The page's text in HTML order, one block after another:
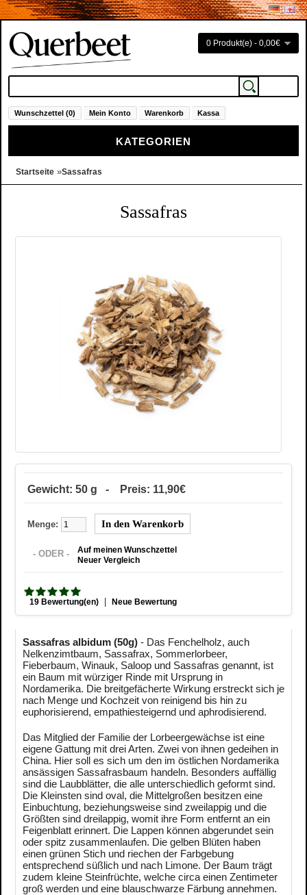
0 Produkt(e) - 0,00€
Wunschzettel (0) Mein Konto Warenkorb Kassa
KATEGORIEN
Startseite »Sassafras
Sassafras
Gewicht: 50 g - Preis: 11,90€
Menge:
- ODER -
Auf meinen Wunschzettel
Neuer Vergleich
19 Bewertung(en) | Neue Bewertung
Sassafras albidum (50g) - Das Fenchelholz, auch
Nelkenzimtbaum, Sassafrax, Sommerlorbeer,
Fieberbaum, Winauk, Saloop und Sassafras genannt, ist
ein Baum mit würziger Rinde mit Ursprung in
Nordamerika. Die breitgefächerte Wirkung erstreckt sich je
nach Menge und Kochzeit von reinigend bis hin zu
euphorisierend, empathiesteigernd und aphrodisierend.
Das Mitglied der Familie der Lorbeergewächse ist eine
eigene Gattung mit drei Arten. Zwei von ihnen gedeihen in
China. Hier soll es sich um den im östlichen Nordamerika
ansässigen Sassafrasbaum handeln. Besonders auffällig
sind die Laubblätter, die alle unterschiedlich geformt sind.
Die Kleinsten sind oval, die Mittelgroßen besitzen eine
Einbuchtung, beziehungsweise sind zweilappig und die
Größten sind dreilappig, womit ihre Form entfernt an ein
Feigenblatt erinnert. Die Lappen können abgerundet sein
oder spitz zusammenlaufen. Die gelben Blüten haben
einen grünen Stich und riechen der Farbgebung
entsprechend süßlich und nach Limone. Der Baum trägt
zudem kleine Steinfrüchte, welche circa einen Zentimeter
groß werden und eine blauschwarze Färbung annehmen.